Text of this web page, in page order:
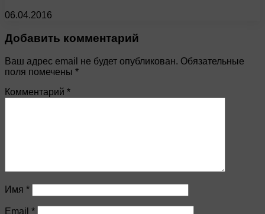
06.04.2016
Добавить комментарий
Ваш адрес email не будет опубликован. Обязательные
поля помечены *
Комментарий *
Имя *
Email *